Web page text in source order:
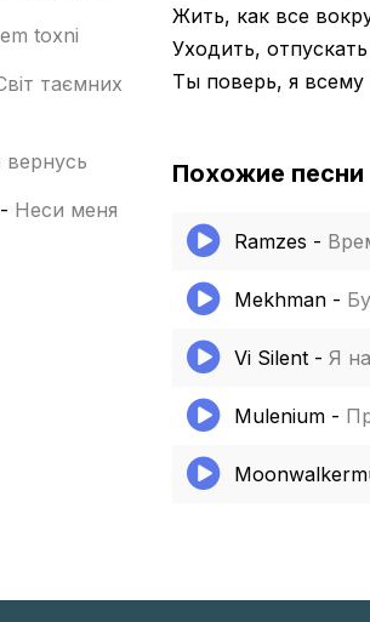
toxni
таємних
вернусь
- Неси меня
Жить, как все
Уходить,
Ты поверь, я всему
Похожие песни
Ramzes -
Mekhman -
Vi Silent - Я
Mulenium -